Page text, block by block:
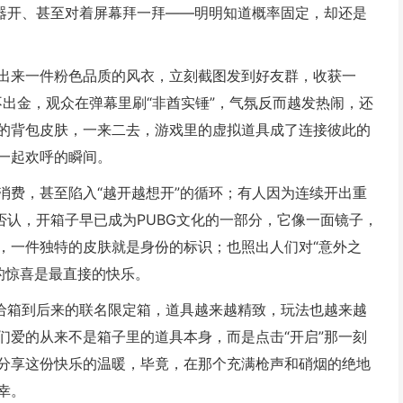
开、甚至对着屏幕拜一拜——明明知道概率固定，却还是
一件粉色品质的风衣，立刻截图发到好友群，收获一
金，观众在弹幕里刷“非酋实锤”，气氛反而越发热闹，还
包皮肤，一来二去，游戏里的虚拟道具成了连接彼此的
欢呼的瞬间。
，甚至陷入“越开越想开”的循环；有人因为连续开出重
，开箱子早已成为PUBG文化的一部分，它像一面镜子，
件独特的皮肤就是身份的标识；也照出人们对“意外之
喜是最直接的快乐。
到后来的联名限定箱，道具越来越精致，玩法也越来越
的从来不是箱子里的道具本身，而是点击“开启”那一刻
这份快乐的温暖，毕竟，在那个充满枪声和硝烟的绝地